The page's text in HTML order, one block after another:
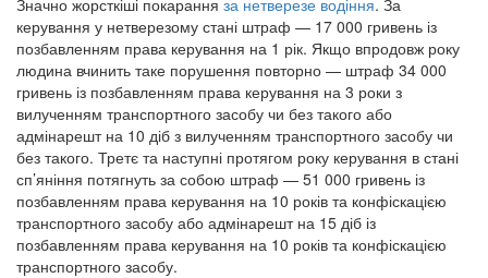
Значно жорсткіші покарання за нетверезе водіння. За
керування у нетверезому стані штраф — 17 000 гривень із
позбавленням права керування на 1 рік. Якщо впродовж року
людина вчинить таке порушення повторно — штраф 34 000
гривень із позбавленням права керування на 3 роки з
вилученням транспортного засобу чи без такого або
адмінарешт на 10 діб з вилученням транспортного засобу чи
без такого. Третє та наступні протягом року керування в стані
сп’яніння потягнуть за собою штраф — 51 000 гривень із
позбавленням права керування на 10 років та конфіскацією
транспортного засобу або адмінарешт на 15 діб із
позбавленням права керування на 10 років та конфіскацією
транспортного засобу.